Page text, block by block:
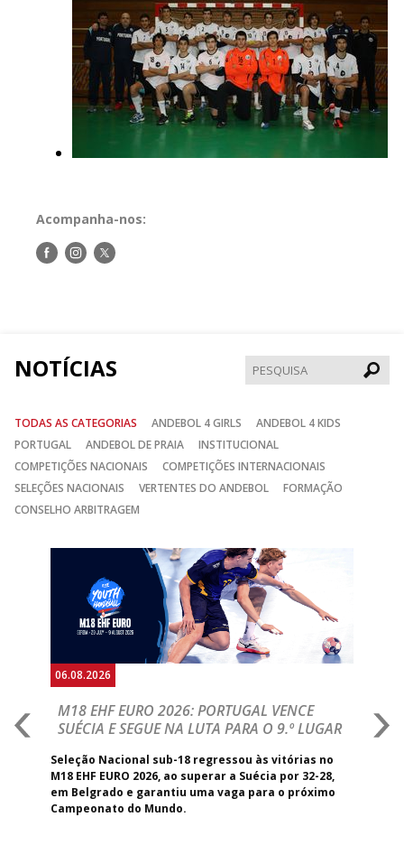
Acompanha-nos:
Siga-Siga-Siga-
NOTÍCIAS
TODAS AS CATEGORIAS ANDEBOL 4 GIRLS
ANDEBOL 4 KIDS
PORTUGAL
ANDEBOL DE PRAIA
INSTITUCIONAL
COMPETIÇÕES NACIONAIS
COMPETIÇÕES INTERNACIONAIS
SELEÇÕES NACIONAIS
VERTENTES DO ANDEBOL
FORMAÇÃO
CONSELHO ARBITRAGEM
06.08.2026
M18 EHF EURO 2026: PORTUGAL VENCE
SUÉCIA E SEGUE NA LUTA PARA O 9.º LUGAR
Seleção Nacional sub-18 regressou às vitórias no
M18 EHF EURO 2026, ao superar a Suécia por 32-28,
em Belgrado e garantiu uma vaga para o próximo
Campeonato do Mundo.